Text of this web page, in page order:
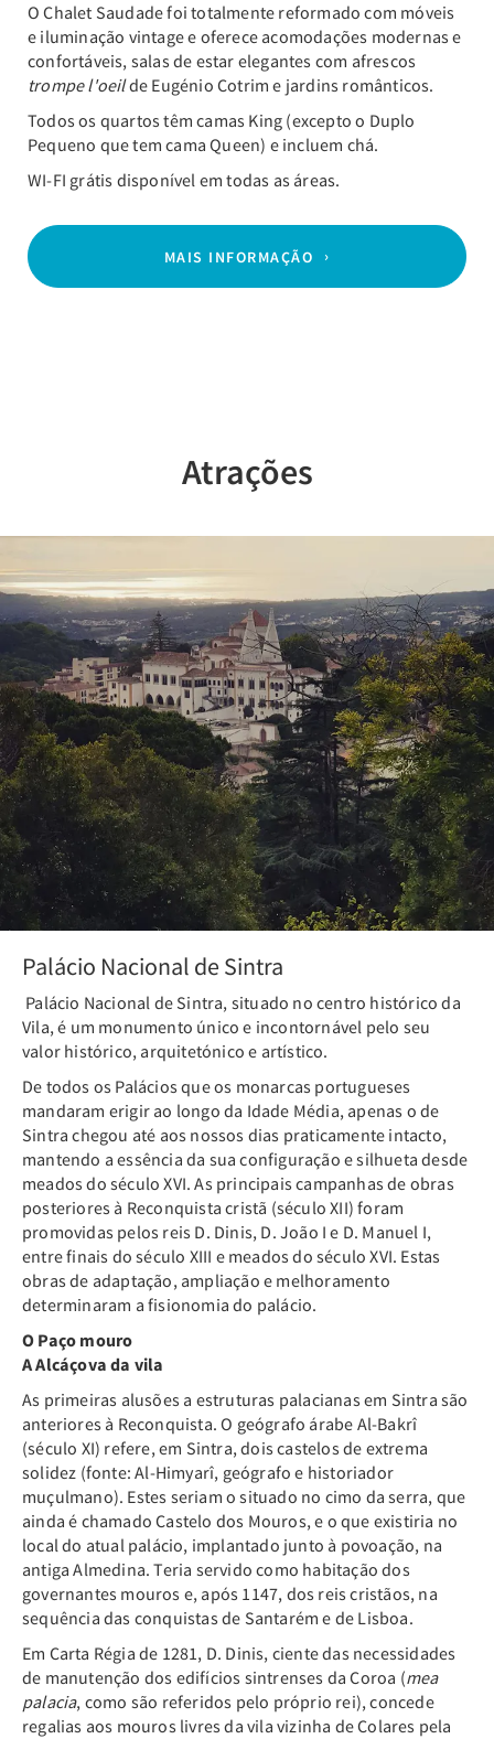
O Chalet Saudade foi totalmente reformado com móveis
e iluminação vintage e oferece acomodações modernas e
confortáveis, salas de estar elegantes com afrescos
trompe l'oeilde Eugénio Cotrim e jardins românticos.
Todos os quartos têm camas King (excepto o Duplo
Pequeno que tem cama Queen) e incluem chá.
WI-FI grátis disponível em todas as áreas.
MAIS INFORMAÇÃO
Atrações
Palácio Nacional de Sintra
Palácio Nacional de Sintra, situado no centro histórico da
Vila, é um monumento único e incontornável pelo seu
valor histórico, arquitetónico e artístico.
De todos os Palácios que os monarcas portugueses
mandaram erigir ao longo da Idade Média, apenas o de
Sintra chegou até aos nossos dias praticamente intacto,
mantendo a essência da sua configuração e silhueta desde
meados do século XVI. As principais campanhas de obras
posteriores à Reconquista cristã (século XII) foram
promovidas pelos reis D. Dinis, D. João I e D. Manuel I,
entre finais do século XIII e meados do século XVI. Estas
obras de adaptação, ampliação e melhoramento
determinaram a fisionomia do palácio.
O Paço mouro
A Alcáçova da vila
As primeiras alusões a estruturas palacianas em Sintra são
anteriores à Reconquista. O geógrafo árabe Al-Bakrî
(século XI) refere, em Sintra, dois castelos de extrema
solidez (fonte: Al-Himyarî, geógrafo e historiador
muçulmano). Estes seriam o situado no cimo da serra, que
ainda é chamado Castelo dos Mouros, e o que existiria no
local do atual palácio, implantado junto à povoação, na
antiga Almedina. Teria servido como habitação dos
governantes mouros e, após 1147, dos reis cristãos, na
sequência das conquistas de Santarém e de Lisboa.
Em Carta Régia de 1281, D. Dinis, ciente das necessidades
de manutenção dos edifícios sintrenses da Coroa (mea
palacia, como são referidos pelo próprio rei), concede
regalias aos mouros livres da vila vizinha de Colares pela